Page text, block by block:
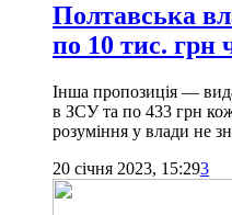
Полтавська
по 10 тис.
Інша пропозиція —
в ЗСУ та по 433 грн
розуміння у влади не
20 січня 2023, 15:293